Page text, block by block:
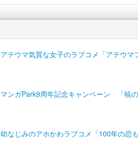
アテウマ気質な女子のラブコメ「アテウマ
マンガPark9周年記念キャンペーン 「暁
幼なじみのアホかわラブコメ「100年の恋